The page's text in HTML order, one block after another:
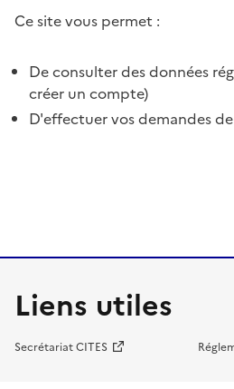
Ce site vous permet :
De consulter des données
créer un compte)
D'effectuer vos demandes
Liens utiles
Secrétariat CITES